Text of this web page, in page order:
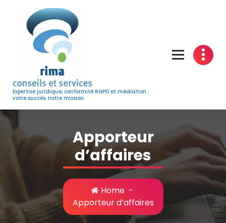
content
Expertise juridique, conformité RGPD et médiation :
votre succès, notre mission.
Apporteur
d’affaires
Home-
Apporteur d’affaires